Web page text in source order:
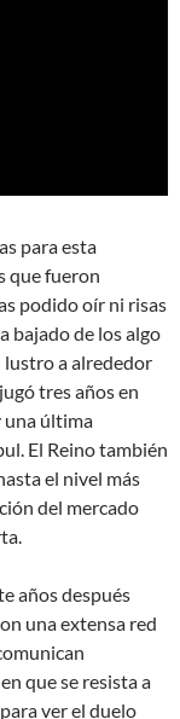
para esta
que fueron
podido oír ni risas
bajado de los algo
lustro a alrededor
tres años en
una última
El Reino también
el nivel más
del mercado
años después
una extensa red
que se resista a
ver el duelo